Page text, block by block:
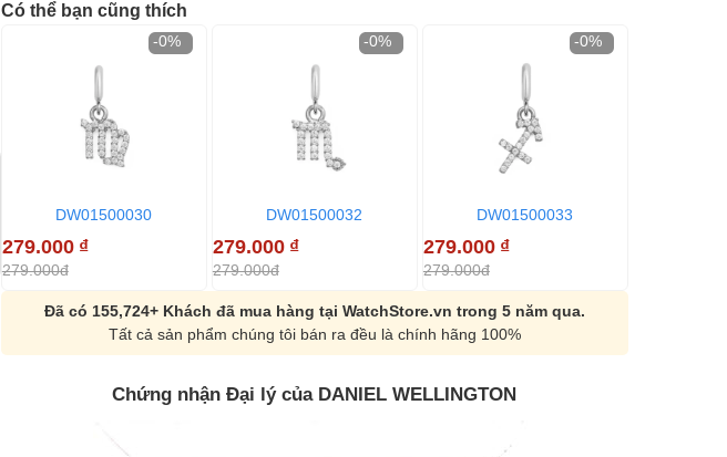
Có thể bạn cũng thích
DW01500030
279.000 ₫
279.000đ
-0%
DW01500032
279.000 ₫
279.000đ
-0%
DW01500033
279.000 ₫
279.000đ
-0%
Đã có 155,724+ Khách đã mua hàng tại WatchStore.vn trong 5 năm qua.
Tất cả sản phẩm chúng tôi bán ra đều là chính hãng 100%
Chứng nhận Đại lý của DANIEL WELLINGTON